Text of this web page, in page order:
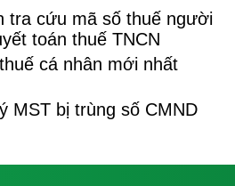
tra cứu mã số thuế người
toán thuế TNCN
cá nhân mới nhất
MST bị trùng số CMND